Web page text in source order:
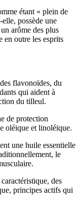
étant « plein de
possède une
arôme des plus
en outre les esprits
flavonoïdes, du
qui aident à
du tilleul.
de protection
oléique et linoléique.
une huile essentielle
le
des
principes actifs qui